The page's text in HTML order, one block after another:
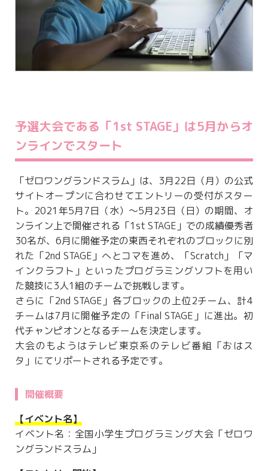
予選大会である「1st STAGE」は5月からオ
ンラインでスタート
「ゼロワングランドスラム」は、3月22日（月）の公式
サイトオープンに合わせてエントリーの受付がスター
ト。2021年5月7日（水）～5月23日（日）の期間、オ
ンライン上で開催される「1st STAGE」での成績優秀者
30名が、6月に開催予定の東西それぞれのブロックに別
れた「2nd STAGE」へとコマを進め、「Scratch」「マ
インクラフト」といったプログラミングソフトを用い
た競技に3人1組のチームで挑戦します。
さらに「2nd STAGE」各ブロックの上位2チーム、計4
チームは7月に開催予定の「Final STAGE」に進出。初
代チャンピオンとなるチームを決定します。
大会のもようはテレビ東京系のテレビ番組「おはス
タ」にてリポートされる予定です。
開催概要
【イベント名】
イベント名：全国小学生プログラミング大会「ゼロワ
ングランドスラム」